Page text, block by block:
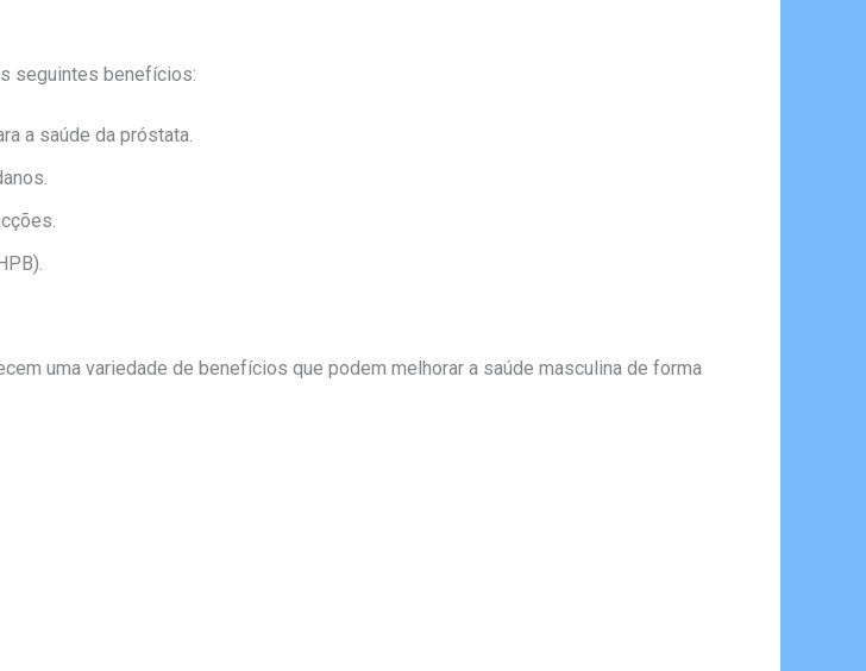
seguintes benefícios:
a saúde da próstata.
uma variedade de benefícios que podem melhorar a saúde masculina de forma